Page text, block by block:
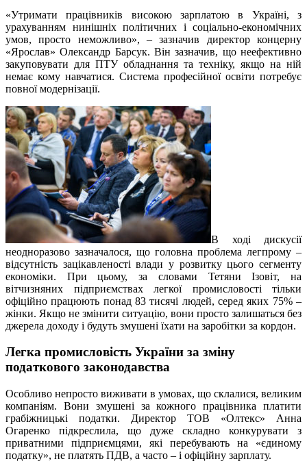
«Утримати працівників високою зарплатою в Україні, з
урахуванням нинішніх політичних і соціально-економічних
умов, просто неможливо», – зазначив директор концерну
«Ярослав» Олександр Барсук. Він зазначив, що неефективно
закуповувати для ПТУ обладнання та техніку, якщо на ній
немає кому навчатися. Система професійної освіти потребує
повної модернізації.
В ході дискусії
неодноразово зазначалося, що головна проблема легпрому –
відсутність зацікавленості влади у розвитку цього сегменту
економіки. При цьому, за словами Тетяни Ізовіт, на
вітчизняних підприємствах легкої промисловості тільки
офіційно працюють понад 83 тисячі людей, серед яких 75% –
жінки. Якщо не змінити ситуацію, вони просто залишаться без
джерела доходу і будуть змушені їхати на заробітки за кордон.
Легка промисловість України за зміну
податкового законодавства
Особливо непросто виживати в умовах, що склалися, великим
компаніям. Вони змушені за кожного працівника платити
грабіжницькі податки. Директор ТОВ «Олтекс» Анна
Огаренко підкреслила, що дуже складно конкурувати з
приватними підприємцями, які перебувають на «єдиному
податку», не платять ПДВ, а часто – і офіційну зарплату.